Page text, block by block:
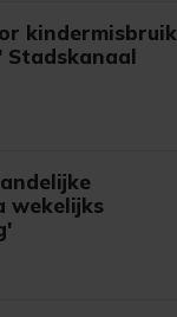
kindermisbruik
wekelijks